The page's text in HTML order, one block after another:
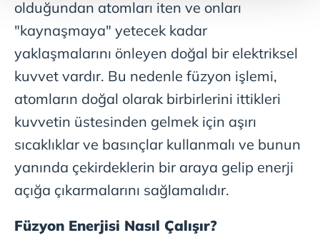
Her halükârda, kullanıcılar, bu çerezlere izin vermedikleri
takdirde, kullanıcılara hedefli reklamlar
gösterilmeyecektir."
Sizlere daha iyi bir hizmet sunabilmek için İnternet
Sitemizde kendimize ve üçüncü kişilere ait çerezler
kullanılmaktadır. Bu çerezler vasıtasıyla çeşitli kişisel
verileriniz işlenmekte olup gerekli olan çerezler bilgi
toplumu hizmetlerinin sunulması amacıyla
kullanılmaktadır. Diğer çerezler, sitemizin daha işlevsel
kılınması ve kişiselleştirilmesi ve sizlere yönelik
reklam/pazarlama faaliyetlerinin yapılması, amaçlarıyla
sınırlı olarak açık rızanız dahilinde kullanılacaktır.
olduğundan atomları iten ve onları
"kaynaşmaya" yetecek kadar
yaklaşmalarını önleyen doğal bir elektriksel
kuvvet vardır. Bu nedenle füzyon işlemi,
atomların doğal olarak birbirlerini ittikleri
kuvvetin üstesinden gelmek için aşırı
sıcaklıklar ve basınçlar kullanmalı ve bunun
yanında çekirdeklerin bir araya gelip enerji
açığa çıkarmalarını sağlamalıdır.
Füzyon Enerjisi Nasıl Çalışır?